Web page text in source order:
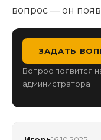
вопрос — он
ЗАДАТЬ
Вопрос появится
администратора